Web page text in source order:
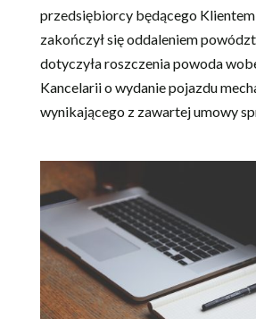
przedsiębiorcy będącego
zakończył się oddaleniem
dotyczyła roszczenia powoda
Kancelarii o wydanie pojazdu
wynikającego z zawartej umowy